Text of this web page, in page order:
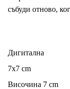
събуди отново,
включен в
звуков сигнал до
Дигитална
7x7 cm
Височина 7 cm